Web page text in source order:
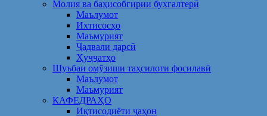
Молия ва баҳисобгирии бухгалтерӣ
Маълумот
Ихтисосҳо
Маъмурият
Ҷадвали дарсӣ
Ҳуҷҷатҳо
Шуъбаи омӯзиши таҳсилоти фосилавӣ
Маълумот
Маъмурият
КАФЕДРАҲО
Иқтисодиёти ҷаҳон